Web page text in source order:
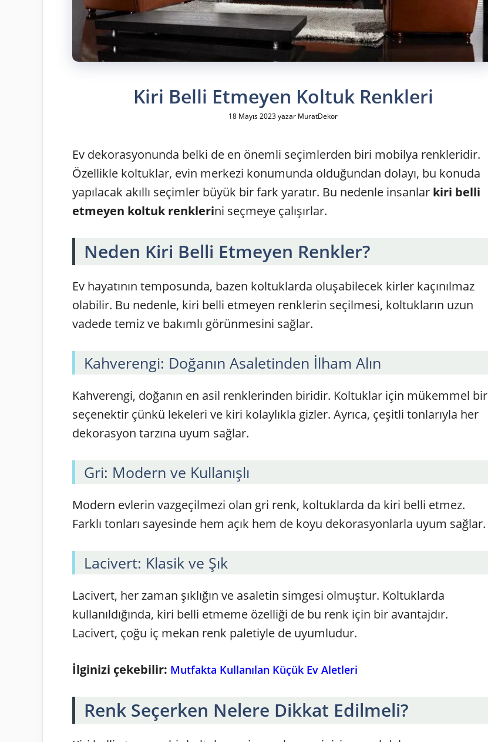
Kiri Belli Etmeyen Koltuk Renkleri
18 Mayıs 2023yazar MuratDekor
Ev dekorasyonunda belki de en önemli seçimlerden biri mobilya renkleridir.
Özellikle koltuklar, evin merkezi konumunda olduğundan dolayı, bu konuda
yapılacak akıllı seçimler büyük bir fark yaratır. Bu nedenle insanlar kiri belli
etmeyen koltuk renklerini seçmeye çalışırlar.
Neden Kiri Belli Etmeyen Renkler?
Ev hayatının temposunda, bazen koltuklarda oluşabilecek kirler kaçınılmaz
olabilir. Bu nedenle, kiri belli etmeyen renklerin seçilmesi, koltukların uzun
vadede temiz ve bakımlı görünmesini sağlar.
Kahverengi: Doğanın Asaletinden İlham Alın
Kahverengi, doğanın en asil renklerinden biridir. Koltuklar için mükemmel bir
seçenektir çünkü lekeleri ve kiri kolaylıkla gizler. Ayrıca, çeşitli tonlarıyla her
dekorasyon tarzına uyum sağlar.
Gri: Modern ve Kullanışlı
Modern evlerin vazgeçilmezi olan gri renk, koltuklarda da kiri belli etmez.
Farklı tonları sayesinde hem açık hem de koyu dekorasyonlarla uyum sağlar.
Lacivert: Klasik ve Şık
Lacivert, her zaman şıklığın ve asaletin simgesi olmuştur. Koltuklarda
kullanıldığında, kiri belli etmeme özelliği de bu renk için bir avantajdır.
Lacivert, çoğu iç mekan renk paletiyle de uyumludur.
İlginizi çekebilir: Mutfakta Kullanılan Küçük Ev Aletleri
Renk Seçerken Nelere Dikkat Edilmeli?